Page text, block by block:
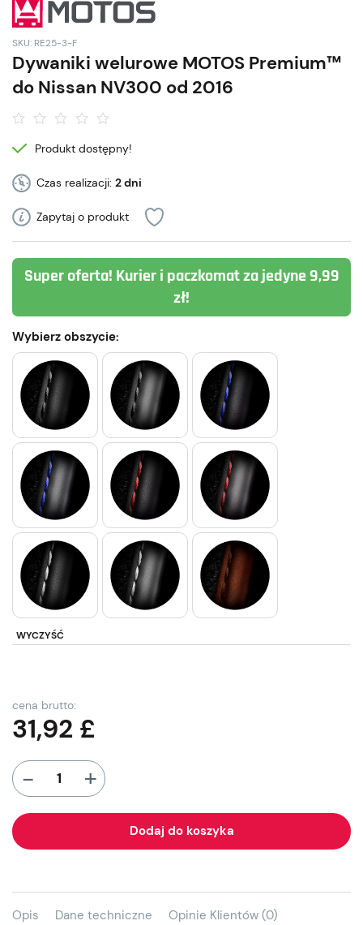
SKU: RE25-3-F
Dywaniki welurowe MOTOS Premium™
do Nissan NV300 od 2016
Produkt dostępny!
Czas realizacji: 2 dni
Zapytaj o produkt
Super oferta! Kurier i paczkomat za jedyne 9,99
zł!
Wybierz obszycie:
WYCZYŚĆ
cena brutto:
31,92 £
- +
Dodaj do koszyka
Opis Dane techniczne Opinie Klientów (0)